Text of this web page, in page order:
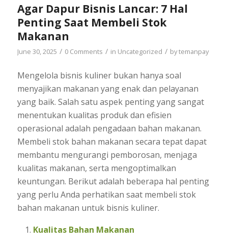
Agar Dapur Bisnis Lancar: 7 Hal
Penting Saat Membeli Stok
Makanan
June 30, 2025 / 0 Comments / in Uncategorized / bytemanpay
Mengelola bisnis kuliner bukan hanya soal
menyajikan makanan yang enak dan pelayanan
yang baik. Salah satu aspek penting yang sangat
menentukan kualitas produk dan efisien
operasional adalah pengadaan bahan makanan.
Membeli stok bahan makanan secara tepat dapat
membantu mengurangi pemborosan, menjaga
kualitas makanan, serta mengoptimalkan
keuntungan. Berikut adalah beberapa hal penting
yang perlu Anda perhatikan saat membeli stok
bahan makanan untuk bisnis kuliner.
Kualitas Bahan Makanan